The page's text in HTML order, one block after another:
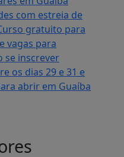
com estreia de
gratuito para
vagas para
se inscrever
os dias 29 e 31 e
abrir em Guaíba